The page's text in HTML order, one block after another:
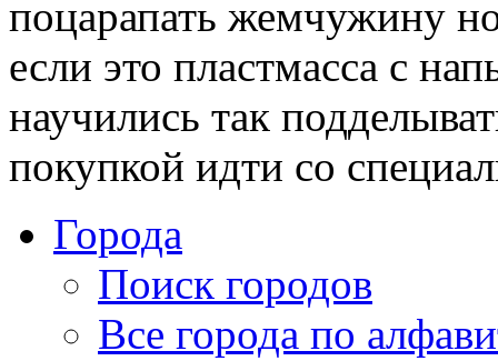
поцарапать жемчужину
если это пластмасса с
научились так
покупкой идти со
Города
Поиск городов
Все города по